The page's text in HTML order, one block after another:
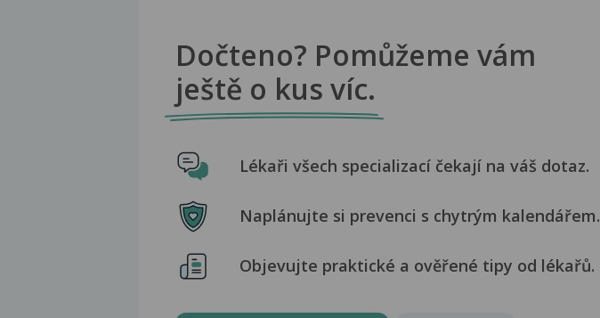
Dočteno? Pomůžeme vám
ještě o kus víc.
Lékaři všech specializací čekají na váš dotaz.
Naplánujte si prevenci s chytrým kalendářem.
Objevujte praktické a ověřené tipy od lékařů.